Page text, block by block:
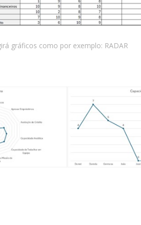
gráficos como por exemplo: RADAR